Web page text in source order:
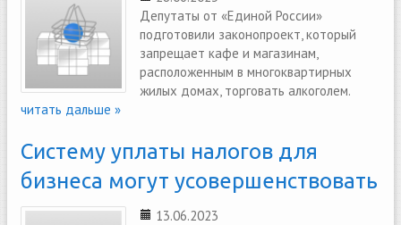
Депутаты от «Единой России»
подготовили законопроект, который
запрещает кафе и магазинам,
расположенным в многоквартирных
жилых домах, торговать алкоголем.
читать дальше »
Систему уплаты налогов для
бизнеса могут усовершенствовать
13.06.2023